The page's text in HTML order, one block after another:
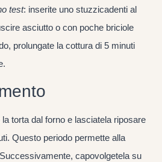
test: inserite uno stuzzicadenti al
asciutto o con poche briciole
prolungate la cottura di 5 minuti
torta dal forno e lasciatela riposare
Questo periodo permette alla
capovolgetela su